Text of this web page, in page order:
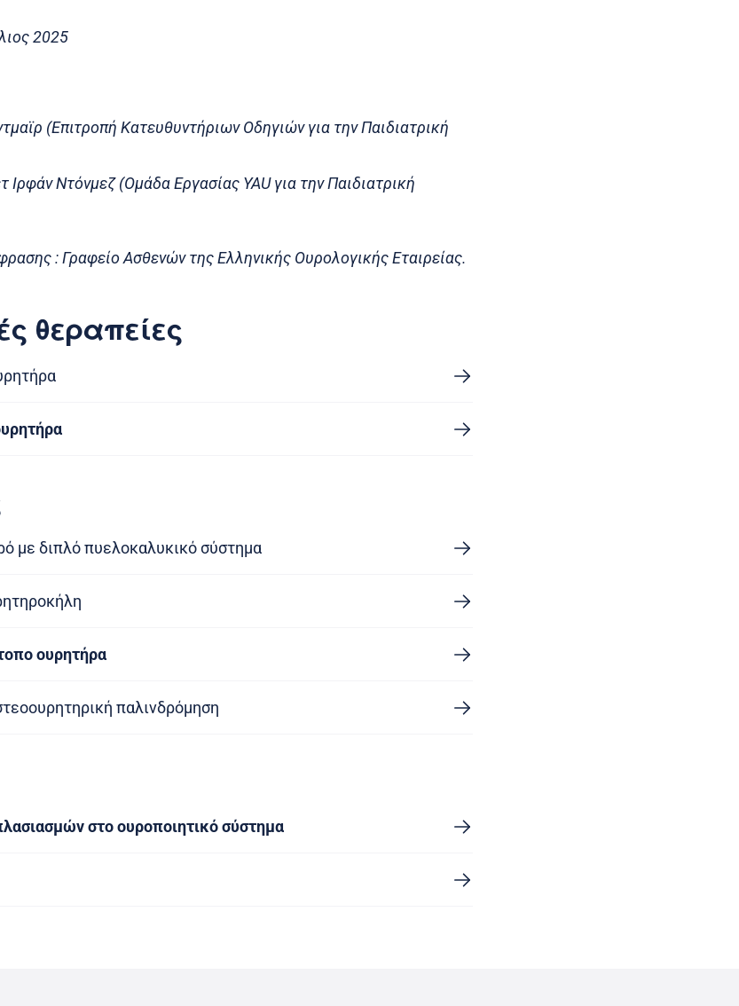
2025
(Επιτροπή Κατευθυντήριων Οδηγιών για την Παιδιατρική
Ντόνμεζ (Ομάδα Εργασίας YAU για την Παιδιατρική
: Γραφείο Ασθενών της Ελληνικής Ουρολογικής Εταιρείας.
θεραπείες
με διπλό πυελοκαλυκικό σύστημα
ουρητήρα
παλινδρόμηση
στο ουροποιητικό σύστημα